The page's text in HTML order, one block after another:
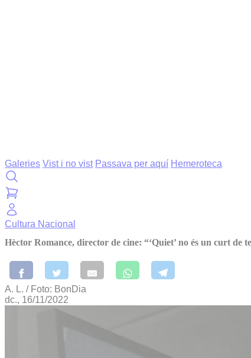
Galeries Vist i no vist Passava per aquí Hemeroteca
Cultura Nacional
Hèctor Romance, director de cine: “‘Quiet’ no és un curt de
A. L. / Foto: BonDia
dc., 16/11/2022